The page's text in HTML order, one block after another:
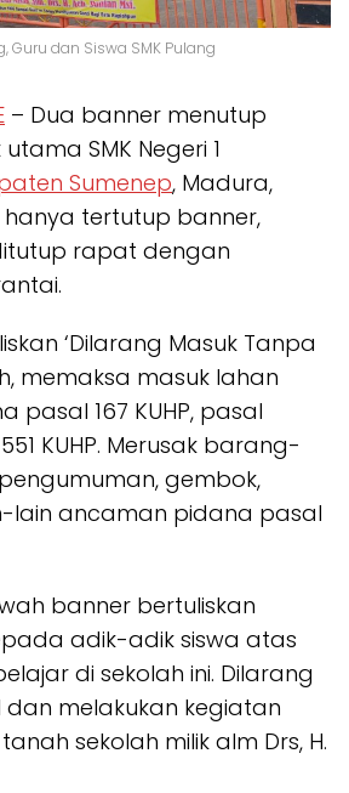
Guru dan Siswa SMK Pulang
– Dua banner menutup
SMK Negeri 1
Sumenep, Madura,
hanya tertutup banner,
rapat dengan
‘Dilarang Masuk Tanpa
memaksa masuk lahan
pasal 167 KUHP, pasal
KUHP. Merusak barang-
gembok,
lain ancaman pidana pasal
banner bertuliskan
adik-adik siswa atas
di sekolah ini. Dilarang
melakukan kegiatan
sekolah milik alm Drs, H.